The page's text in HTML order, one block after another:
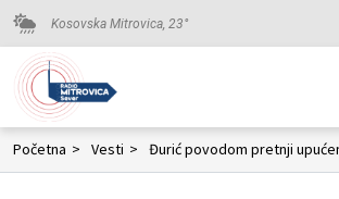
Kosovska Mitrovica, 23°
Početna > Vesti >